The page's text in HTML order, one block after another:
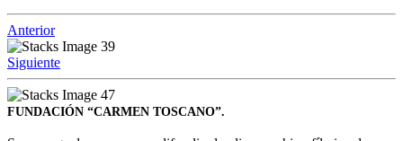
Anterior
Siguiente
FUNDACIÓN “CARMEN TOSCANO”.